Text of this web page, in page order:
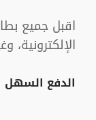
اقبل جميع
الإلكترونية،
الدفع السهل